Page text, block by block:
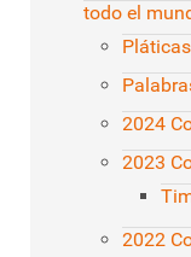
todo el
2024
2023
2022